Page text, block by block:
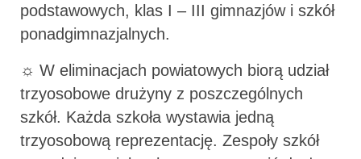
podstawowych, klas I – III gimnazjów i szkół
ponadgimnazjalnych.
☼ W eliminacjach powiatowych biorą udział
trzyosobowe drużyny z poszczególnych
szkół. Każda szkoła wystawia jedną
trzyosobową reprezentację. Zespoły szkół